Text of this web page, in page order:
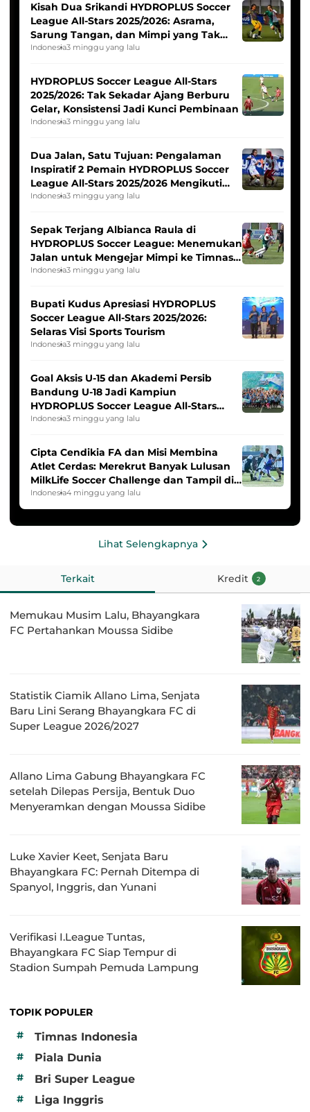
Kisah Dua Srikandi HYDROPLUS Soccer
League All-Stars 2025/2026: Asrama,
Sarung Tangan, dan Mimpi yang Tak
Pernah Padam
Indonesia3 minggu yang lalu
HYDROPLUS Soccer League All-Stars
2025/2026: Tak Sekadar Ajang Berburu
Gelar, Konsistensi Jadi Kunci Pembinaan
Indonesia3 minggu yang lalu
Dua Jalan, Satu Tujuan: Pengalaman
Inspiratif 2 Pemain HYDROPLUS Soccer
League All-Stars 2025/2026 Mengikuti
Seleksi Timnas Indonesia Putri
Indonesia3 minggu yang lalu
Sepak Terjang Albianca Raula di
HYDROPLUS Soccer League: Menemukan
Jalan untuk Mengejar Mimpi ke Timnas
Indonesia Putri
Indonesia3 minggu yang lalu
Bupati Kudus Apresiasi HYDROPLUS
Soccer League All-Stars 2025/2026:
Selaras Visi Sports Tourism
Indonesia3 minggu yang lalu
Goal Aksis U-15 dan Akademi Persib
Bandung U-18 Jadi Kampiun
HYDROPLUS Soccer League All-Stars
2025/2026
Indonesia3 minggu yang lalu
Cipta Cendikia FA dan Misi Membina
Atlet Cerdas: Merekrut Banyak Lulusan
MilkLife Soccer Challenge dan Tampil di
HYDROPLUS Soccer League
Indonesia4 minggu yang lalu
Lihat Selengkapnya
Terkait Kredit 2
Memukau Musim Lalu, Bhayangkara
FC Pertahankan Moussa Sidibe
Statistik Ciamik Allano Lima, Senjata
Baru Lini Serang Bhayangkara FC di
Super League 2026/2027
Allano Lima Gabung Bhayangkara FC
setelah Dilepas Persija, Bentuk Duo
Menyeramkan dengan Moussa Sidibe
Luke Xavier Keet, Senjata Baru
Bhayangkara FC: Pernah Ditempa di
Spanyol, Inggris, dan Yunani
Verifikasi I.League Tuntas,
Bhayangkara FC Siap Tempur di
Stadion Sumpah Pemuda Lampung
TOPIK POPULER
#
Timnas Indonesia
# Piala Dunia
# Bri Super League
# Liga Inggris